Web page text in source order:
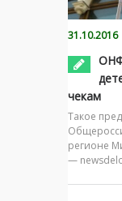
31.10.2016
чекам
Такое
регионе
—